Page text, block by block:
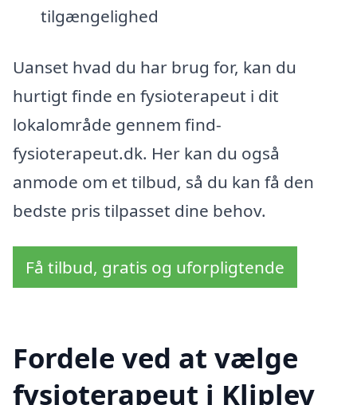
tilgængelighed
Uanset hvad du har brug for, kan du
hurtigt finde en fysioterapeut i dit
lokalområde gennem find-
fysioterapeut.dk. Her kan du også
anmode om et tilbud, så du kan få den
bedste pris tilpasset dine behov.
Få tilbud, gratis og uforpligtende
Fordele ved at vælge
fysioterapeut i Kliplev